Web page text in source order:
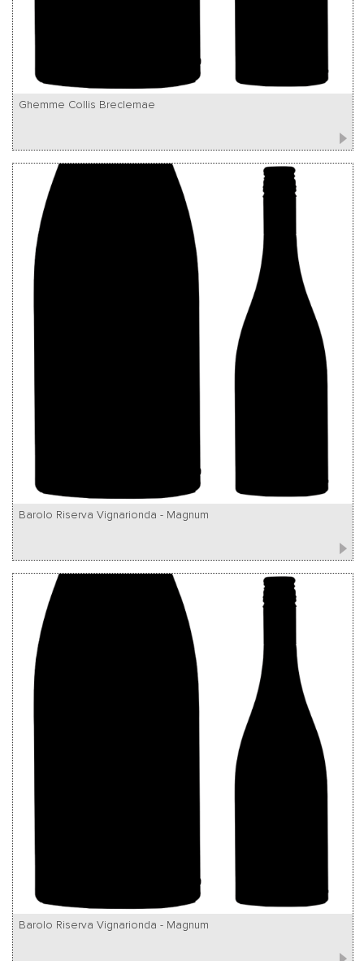
Ghemme Collis Breclemae
Barolo Riserva Vignarionda - Magnum
Barolo Riserva Vignarionda - Magnum